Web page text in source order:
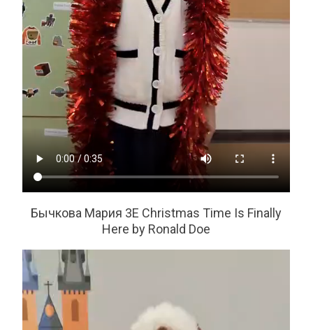
Бычкова Мария 3Е Christmas Time Is Finally
Here by Ronald Doe